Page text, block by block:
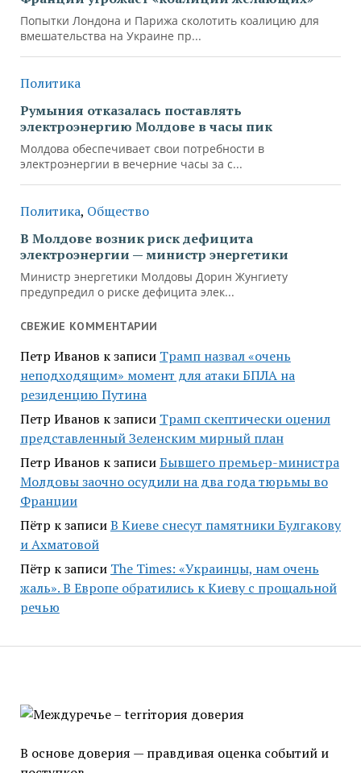
СВЕЖИЕ КОММЕНТАРИИ
Петр Иванов к записи Трамп назвал «очень
неподходящим» момент для атаки БПЛА на
резиденцию Путина
Петр Иванов к записи Трамп скептически оценил
представленный Зеленским мирный план
Петр Иванов к записиБывшего премьер-министра
Молдовы заочно осудили на два года тюрьмы во
Франции
Пётр к записиВ Киеве снесут памятники Булгакову
и Ахматовой
Пётр к записи Тhe Times: «Украинцы, нам очень
жаль». В Европе обратились к Киеву с прощальной
речью
В основе доверия — правдивая оценка событий и